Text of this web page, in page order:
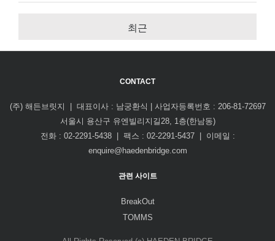
최근
CONTACT
(주) 해든브릿지 | 대표이사 : 남궁환식 | 사업자등록번호 : 206-81-72697
서울시 용산구 유엔빌리지길28, 1층(한남동)
전화 : 02-2291-5438 | 팩스 : 02-2291-5437 | 이메일 :
enquire@haedenbridge.com
관련 사이트
BreakOut
TOMMS